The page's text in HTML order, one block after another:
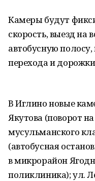
Камеры будут
скорость, выезд на
автобусную
перехода и
В Иглино новые
Якутова (поворот
мусульманского
(автобусная
в микрорайон
поликлиника); ул.